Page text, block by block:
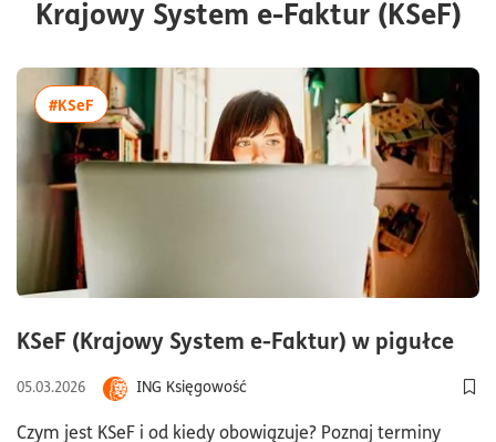
Krajowy System e-Faktur (KSeF)
KSeF (Krajowy System e-Faktur) w pigułce
05.03.2026
ING Księgowość
Czym jest KSeF i od kiedy obowiązuje? Poznaj terminy
#KSeFwięcej artykułów z tagiem:#KSeF